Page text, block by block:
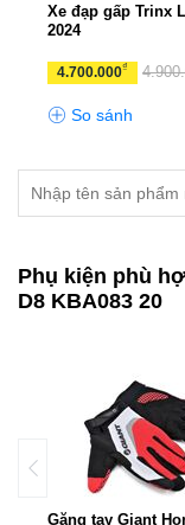
Xe đạp gấp Trinx
2024
4.700.000₫
So sánh
Phụ kiện phù
D8 KBA083 20
Găng tay Giant